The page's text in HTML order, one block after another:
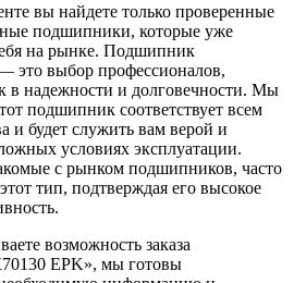
вы найдете только проверенные
подшипники, которые уже
на рынке. Подшипник
это выбор профессионалов,
в надежности и долговечности. Мы
подшипник соответствует всем
и будет служить вам верой и
условиях эксплуатации.
с рынком подшипников, часто
тип, подтверждая его высокое
возможность заказа
EPK», мы готовы